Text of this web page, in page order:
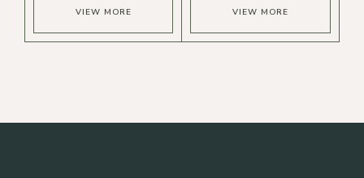
VIEW MORE VIEW MORE